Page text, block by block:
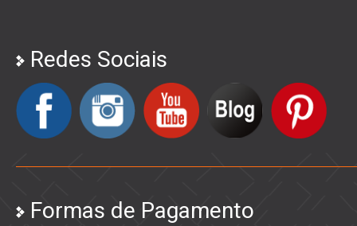
Redes Sociais
Formas de Pagamento